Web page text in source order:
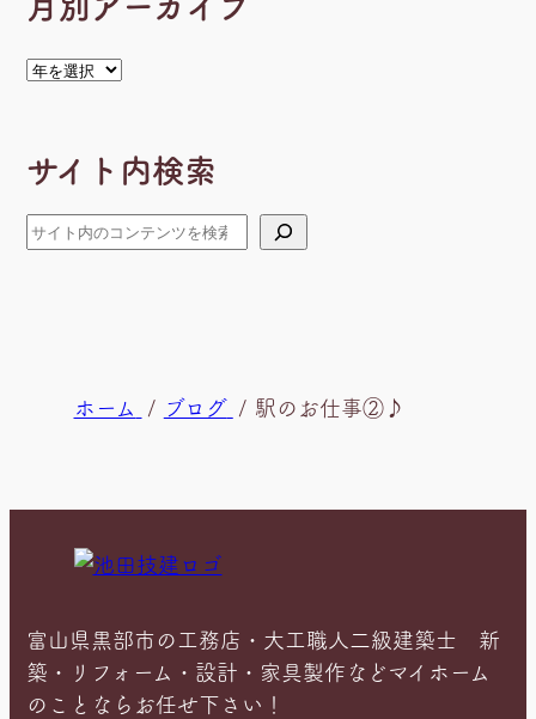
ア
イ
ブ
サイト内検索
検
置
ホーム ブログ 駅のお仕事②♪
富山県黒部市の工務店・大工職人二級建築士 新
築・リフォーム・設計・家具製作などマイホーム
のことならお任せ下さい！